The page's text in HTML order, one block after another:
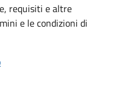
requisiti e altre
e le condizioni di